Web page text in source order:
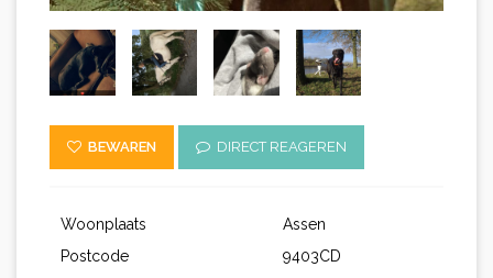
BEWAREN DIRECT REAGEREN
Woonplaats
Assen
Postcode
9403CD